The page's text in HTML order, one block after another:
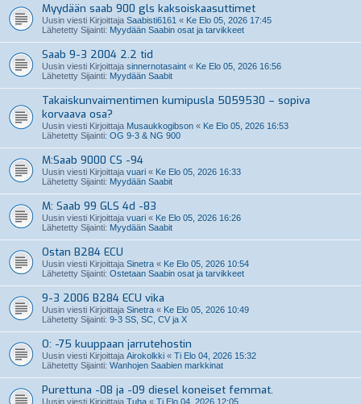
Myydään saab 900 gls kaksoiskaasuttimet
Uusin viesti Kirjoittaja Saabisti6161 « Ke Elo 05, 2026 17:45
Lähetetty Sijainti: Myydään Saabin osat ja tarvikkeet
Saab 9-3 2004 2.2 tid
Uusin viesti Kirjoittaja sinnernotasaint « Ke Elo 05, 2026 16:56
Lähetetty Sijainti: Myydään Saabit
Takaiskunvaimentimen kumipusla 5059530 – sopiva
korvaava osa?
Uusin viesti Kirjoittaja Musaukkogibson « Ke Elo 05, 2026 16:53
Lähetetty Sijainti: OG 9-3 & NG 900
M:Saab 9000 CS -94
Uusin viesti Kirjoittaja vuari « Ke Elo 05, 2026 16:33
Lähetetty Sijainti: Myydään Saabit
M: Saab 99 GLS 4d -83
Uusin viesti Kirjoittaja vuari « Ke Elo 05, 2026 16:26
Lähetetty Sijainti: Myydään Saabit
Ostan B284 ECU
Uusin viesti Kirjoittaja Sinetra « Ke Elo 05, 2026 10:54
Lähetetty Sijainti: Ostetaan Saabin osat ja tarvikkeet
9-3 2006 B284 ECU vika
Uusin viesti Kirjoittaja Sinetra « Ke Elo 05, 2026 10:49
Lähetetty Sijainti: 9-3 SS, SC, CV ja X
O: -75 kuuppaan jarrutehostin
Uusin viesti Kirjoittaja Airokolkki « Ti Elo 04, 2026 15:32
Lähetetty Sijainti: Wanhojen Saabien markkinat
Purettuna -08 ja -09 diesel koneiset femmat.
Uusin viesti Kirjoittaja Tuha « Ti Elo 04, 2026 12:05